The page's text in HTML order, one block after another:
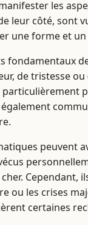
les
leur côté, sont
une forme et
fondamentaux
de tristesse
peuvent
Cependant,
ou les crises
certaines